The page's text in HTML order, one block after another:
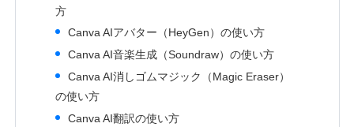
方
Canva AIアバター（HeyGen）の使い方
Canva AI音楽生成（Soundraw）の使い方
Canva AI消しゴムマジック（Magic Eraser）
の使い方
Canva AI翻訳の使い方